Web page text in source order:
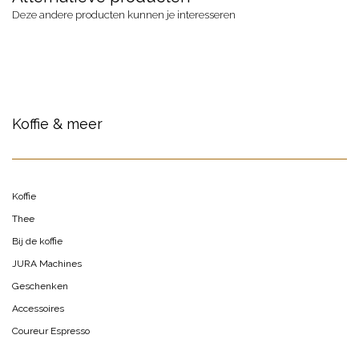
Deze andere producten kunnen je interesseren
Koffie & meer
Koffie
Thee
Bij de koffie
JURA Machines
Geschenken
Accessoires
Coureur Espresso